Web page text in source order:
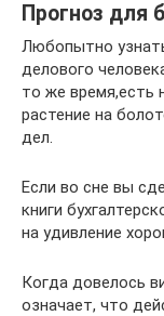
Прогноз для
Любопытно
делового
то же время,есть
растение на
дел.
Если во сне вы
книги
на удивление
Когда довелось
означает, что